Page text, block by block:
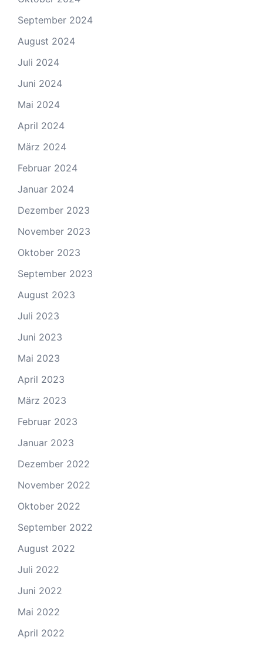
September 2024
August 2024
Juli 2024
Juni 2024
Mai 2024
April 2024
März 2024
Februar 2024
Januar 2024
Dezember 2023
November 2023
Oktober 2023
September 2023
August 2023
Juli 2023
Juni 2023
Mai 2023
April 2023
März 2023
Februar 2023
Januar 2023
Dezember 2022
November 2022
Oktober 2022
September 2022
August 2022
Juli 2022
Juni 2022
Mai 2022
April 2022